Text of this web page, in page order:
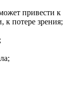
привести к
к потере зрения;